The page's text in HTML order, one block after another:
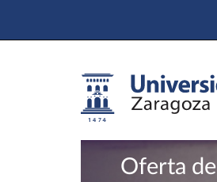
Oferta de